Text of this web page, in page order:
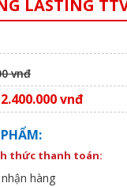
LASTING
vnđ
2.400.000 vnđ
thức thanh toán:
hàng